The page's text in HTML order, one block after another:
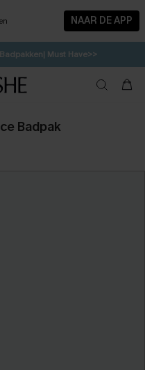
NAAR DE APP
50% korting>>
Must Have>>
tot 15% korting>>
| CODE: SW15
Badpak